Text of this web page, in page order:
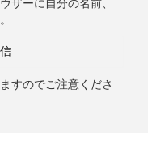
ザーに自分の名前、
すのでご注意くださ